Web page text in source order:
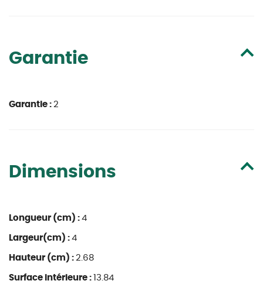
Garantie
Garantie : 2
Dimensions
Longueur (cm) : 4
Largeur(cm) : 4
Hauteur (cm) : 2.68
Surface intérieure : 13.84